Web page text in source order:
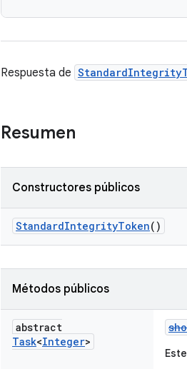
Respuesta de
Resumen
Constructores públicos
StandardIntegrityToken()
Métodos públicos
abstract
Task<Integer>